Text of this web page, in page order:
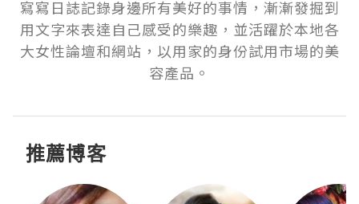
寫寫日誌記錄身邊所有美好的事情，漸漸發掘到
用文字來表達自己感受的樂趣，並活躍於本地各
大女性論壇和網站，以用家的身份試用市場的美
容產品。
推薦博客